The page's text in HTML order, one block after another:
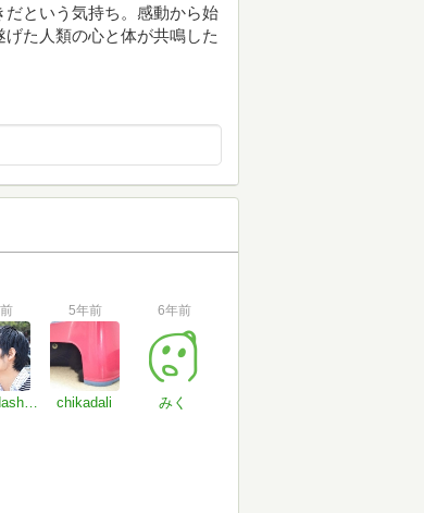
という気持ち。感動から始
た人類の心と体が共鳴した
oyamadashokiti
5年前
chikadali
6年前
みく